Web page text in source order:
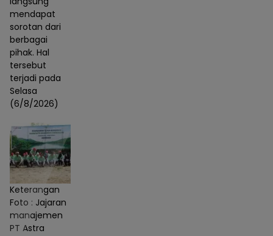
mendapat
sorotan dari
berbagai
pihak. Hal
tersebut
terjadi pada
Selasa
(6/8/2026)
Keterangan
Foto : Jajaran
manajemen
PT Astra